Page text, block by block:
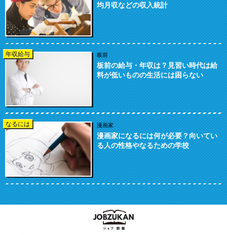
均月収などの収入統計
年収給与 板前
板前の給与・年収は？見習い時代は給
料が低いものの生活には困らない
なるには 漫画家
漫画家になるには何が必要？向いてい
る人の性格やなるための学校